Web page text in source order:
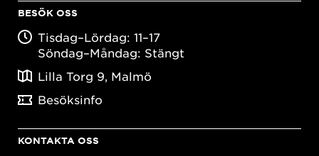
BESÖK OSS
Tisdag–Lördag: 11–17
Söndag–Måndag: Stängt
Lilla Torg 9, Malmö
Besöksinfo
KONTAKTA OSS